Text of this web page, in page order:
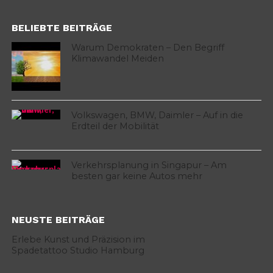
BELIEBTE BEITRÄGE
Warum Demokraten – Den Begriff
Klimawandel Meiden
Volkswagen, BMW, Daimler – Auf in die
Erdteil der Mobilität
Verkehrsplanung in Singapur – Am
besten gar keine Autos mehr
NEUSTE BEITRÄGE
Erlebe Kunst und Präzision im
Spadetattoo Studio Hamburg